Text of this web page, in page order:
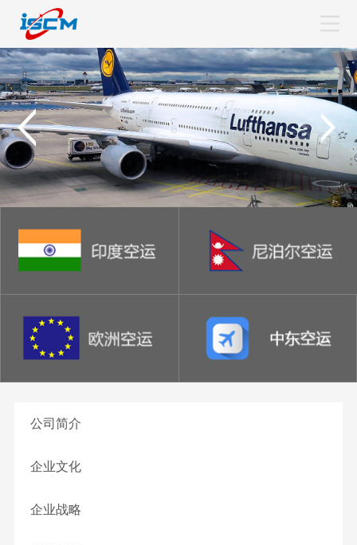
公司简介
企业文化
企业战略